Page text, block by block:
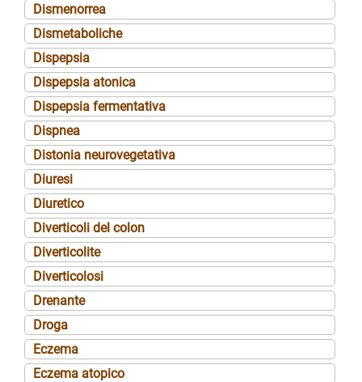
Dismenorrea
Dismetaboliche
Dispepsia
Dispepsia atonica
Dispepsia fermentativa
Dispnea
Distonia neurovegetativa
Diuresi
Diuretico
Diverticoli del colon
Diverticolite
Diverticolosi
Drenante
Droga
Eczema
Eczema atopico